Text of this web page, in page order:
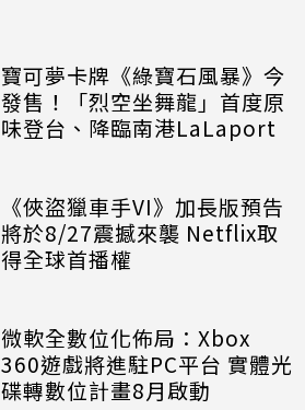
寶可夢卡牌《綠寶石風暴》今
發售！「烈空坐舞龍」首度原
味登台、降臨南港LaLaport
《俠盜獵車手VI》加長版預告
將於8/27震撼來襲 Netflix取
得全球首播權
微軟全數位化佈局：Xbox
360遊戲將進駐PC平台 實體光
碟轉數位計畫8月啟動